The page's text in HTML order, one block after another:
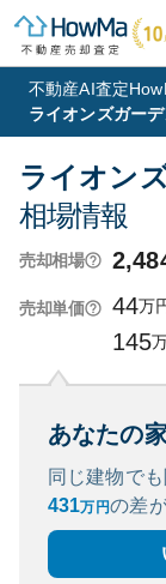
不動産AI査定
ライオンズガー
ライオン
相場情報
売却相場
売却単価 44万
145
あなたの
同じ建物で
431万円の差